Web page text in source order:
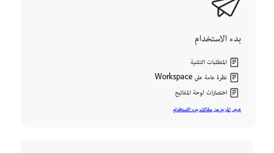
بدء الاستخدام
المتطلبات التقنية
نظرة عامة على Workspace
اختصارات لوحة المفاتيح
عرض المزيد من مقالات بدء الاستخدام